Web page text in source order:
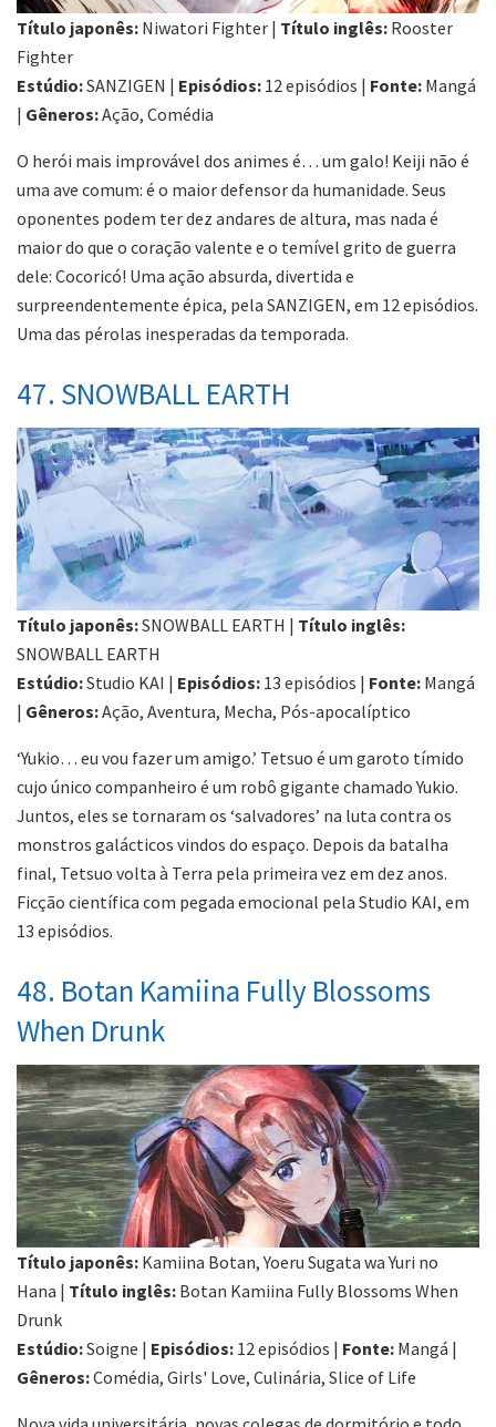
Título japonês: Niwatori Fighter | Título inglês: Rooster
Fighter
Estúdio:SANZIGEN | Episódios: 12 episódios | Fonte: Mangá
| Gêneros:Ação, Comédia
O herói mais improvável dos animes é… um galo! Keiji não é
uma ave comum: é o maior defensor da humanidade. Seus
oponentes podem ter dez andares de altura, mas nada é
maior do que o coração valente e o temível grito de guerra
dele: Cocoricó! Uma ação absurda, divertida e
surpreendentemente épica, pela SANZIGEN, em 12 episódios.
Uma das pérolas inesperadas da temporada.
47. SNOWBALL EARTH
Título japonês:SNOWBALL EARTH | Título inglês:
SNOWBALL EARTH
Estúdio:Studio KAI | Episódios: 13 episódios | Fonte: Mangá
| Gêneros:Ação, Aventura, Mecha, Pós-apocalíptico
‘Yukio… eu vou fazer um amigo.’ Tetsuo é um garoto tímido
cujo único companheiro é um robô gigante chamado Yukio.
Juntos, eles se tornaram os ‘salvadores’ na luta contra os
monstros galácticos vindos do espaço. Depois da batalha
final, Tetsuo volta à Terra pela primeira vez em dez anos.
Ficção científica com pegada emocional pela Studio KAI, em
13 episódios.
48. Botan Kamiina Fully Blossoms
When Drunk
Título japonês: Kamiina Botan, Yoeru Sugata wa Yuri no
Hana | Título inglês: Botan Kamiina Fully Blossoms When
Drunk
Estúdio:Soigne | Episódios: 12 episódios | Fonte: Mangá |
Gêneros:Comédia, Girls' Love, Culinária, Slice of Life